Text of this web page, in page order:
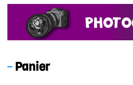
Panier